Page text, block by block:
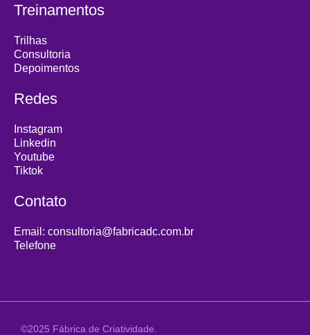
Treinamentos
Trilhas
Consultoria
Depoimentos
Redes
Instagram
Linkedin
Youtube
Tiktok
Contato
Email: consultoria@fabricadc.com.br
Telefone
©2025 Fábrica de Criatividade.